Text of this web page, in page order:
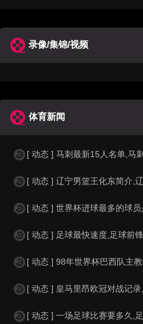
录像/集锦/视频
体育新闻
[ 动态 ] 马刺最新15人名单,马
[ 动态 ] 辽宁男篮王化东简介,辽宁
[ 动态 ] 世界杯进球最多的球员是谁,世
[ 动态 ] 足球最快速度,足球前锋在射门的一
[ 动态 ] 98年世界杯巴西队主教练,
[ 动态 ] 皇马里昂欧冠对战记录,皇马
[ 动态 ] 一场足球比赛要多久,